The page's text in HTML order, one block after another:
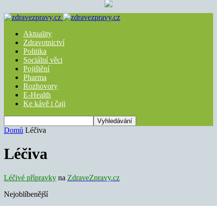
Aktuality
Zdravotnictví
Politika
Sociální věci
Pojištění
Pharma
Rozhovory
E-Health
Ke kávě i čaji
Domů Léčiva
Léčiva
Léčivé přípravky na ZdraveZpravy.cz
Nejoblíbenější